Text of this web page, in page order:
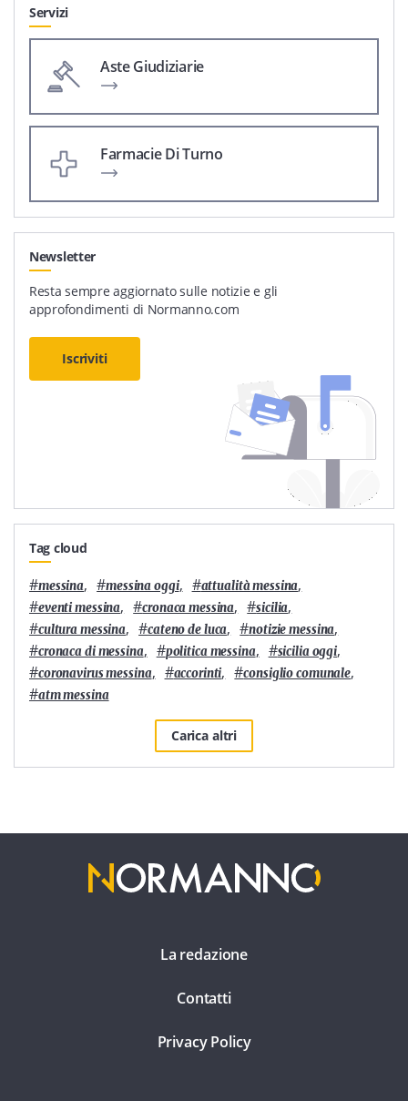
Servizi
Aste Giudiziarie
Farmacie Di Turno
Newsletter
Resta sempre aggiornato sulle notizie e gli
approfondimenti di Normanno.com
Iscriviti
Tag cloud
#messina, #messina oggi, #attualità messina,
#eventi messina, #cronaca messina, #sicilia,
#cultura messina, #cateno de luca, #notizie messina,
#cronaca di messina, #politica messina, #sicilia oggi,
#coronavirus messina, #accorinti, #consiglio comunale,
#atm messina
Carica altri
La redazione
Contatti
Privacy Policy